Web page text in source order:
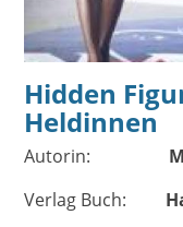
Hidden
Heldinnen
Autorin:
Verlag Buch: